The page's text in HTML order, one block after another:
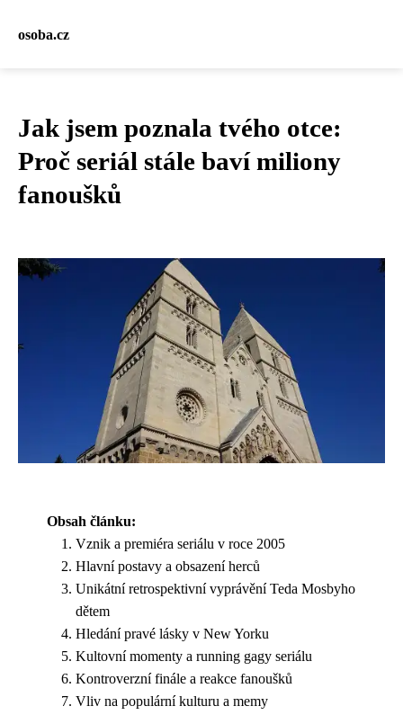
osoba.cz
Jak jsem poznala tvého otce:
Proč seriál stále baví miliony
fanoušků
Obsah článku:
Vznik a premiéra seriálu v roce 2005
Hlavní postavy a obsazení herců
Unikátní retrospektivní vyprávění Teda Mosbyho
dětem
Hledání pravé lásky v New Yorku
Kultovní momenty a running gagy seriálu
Kontroverzní finále a reakce fanoušků
Vliv na populární kulturu a memy